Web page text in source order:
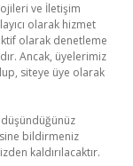
ve İletişim
olarak hizmet
olarak denetleme
Ancak, üyelerimiz
siteye üye olarak
bildirmeniz
kaldırılacaktır.